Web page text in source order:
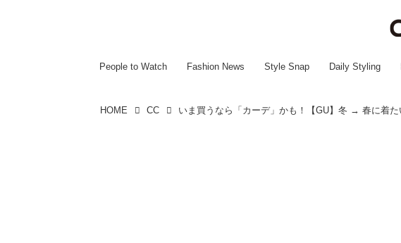
People to Watch Fashion News Style Snap Daily Styling
HOME CC